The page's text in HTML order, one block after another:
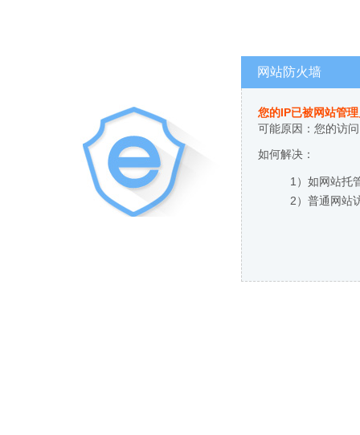
网站防火墙
您的IP已被网站管
可能原因：您的访
如何解决：
1）如网站托
2）普通网站